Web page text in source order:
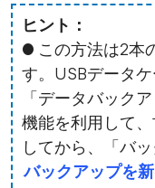
ヒント：
● この方法は2本
す。USBデータケ
「データバック
機能を利用して
してから、「バ
バックアップを